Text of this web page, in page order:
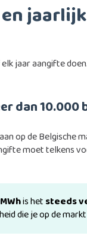
jaar aangifte
dan
op de Belgische
moet telkens
is het steeds
die je op de